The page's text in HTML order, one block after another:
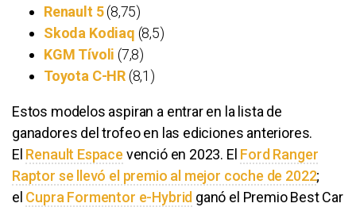
Renault 5(8,75)
Skoda Kodiaq (8,5)
KGM Tívoli (7,8)
Toyota C-HR(8,1)
Estos modelos aspiran a entrar en la lista de
ganadores del trofeo en las ediciones anteriores.
El Renault Espace venció en 2023. El Ford Ranger
Raptor se llevó el premio al mejor coche de 2022;
el Cupra Formentor e-Hybrid ganó el Premio Best Car